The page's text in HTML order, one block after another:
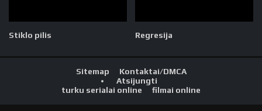
Stiklo pilis Regresija
Sitemap
Kontaktai/DMCA
Atsijungti
turku serialai online
filmai online